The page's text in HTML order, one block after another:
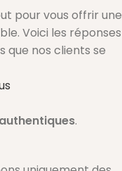
pour vous offrir une
Voici les réponses
que nos clients se
.